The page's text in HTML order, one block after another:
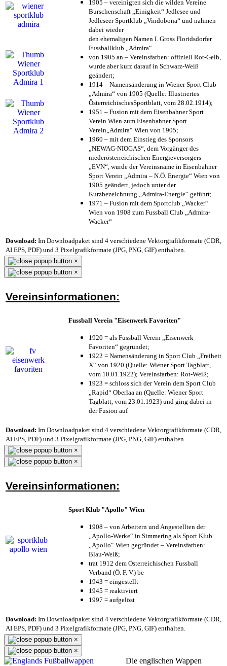
1905 – vereinigten sich die wilden Vereine
Burschenschaft „Einigkeit“ Jedlesee und
Jedleseer Sportklub „Vindobona“ und nahmen
dabei wieder
den ehemaligen Namen I. Gross Floridsdorfer
Fussballklub „Admira“
von 1905 an – Vereinsfarben: offiziell Rot-Gelb,
wurde aber kurz darauf in Schwarz-Weiß
geändert;
1914 – Namensänderung in Wiener Sport Club
„Admira“ von 1905 (Quelle: Illustriertes
ÖsterreichischesSportblatt, vom 28.02.1914);
1951 – Fusion mit dem Eisenbahner Sport
Verein Wien zum Eisenbahner Sport
Verein„Admira“ Wien von 1905;
1960 – mit dem Einstieg des Sponsors
„NEWAG-NIOGAS“, dem Vorgänger des
niederösterreichischen Energieversorgers
„EVN“, wurde der Vereinsname in Eisenbahner
Sport Verein „Admira – N.Ö. Energie“ Wien von
1905 geändert, jedoch unter der
Kurzbezeichnung „Admira-Energie“ geführt;
1971 – Fusion mit dem Sportclub „Wacker“
Wien von 1908 zum Fussball Club „Admira-
Wacker“
Download: Im Downloadpaket sind 4 verschiedene Vektorgrafikformate (CDR,
AI EPS, PDF) und 3 Pixelgrafikformate (JPG, PNG, GIF) enthalten.
×
×
Vereinsinformationen:
Fussball Verein "Eisenwerk Favoriten"
1920 = als Fussball Verein „Eisenwerk
Favoriten“ gegründet;
1922 = Namensänderung in Sport Club „Freiheit
X“ von 1920 (Quelle: Wiener Sport Tagblatt,
vom 10.01.1922); Vereinsfarben: Rot-Weiß;
1923 = schloss sich der Verein dem Sport Club
„Rapid“ Oberlaa an (Quelle: Wiener Sport
Tagblatt, vom 23.01.1923) und ging dabei in
der Fusion auf
Download: Im Downloadpaket sind 4 verschiedene Vektorgrafikformate (CDR,
AI EPS, PDF) und 3 Pixelgrafikformate (JPG, PNG, GIF) enthalten.
×
×
Vereinsinformationen:
Sport Klub "Apollo" Wien
1908 – von Arbeitern und Angestellten der
„Apollo-Werke“ in Simmering als Sport Klub
„Apollo“ Wien gegründet – Vereinsfarben:
Blau-Weiß;
trat 1912 dem Österreichischen Fussball
Verband (Ö. F. V.) be
1943 = eingestellt
1945 = reaktiviert
1997 = aufgelöst
Download: Im Downloadpaket sind 4 verschiedene Vektorgrafikformate (CDR,
AI EPS, PDF) und 3 Pixelgrafikformate (JPG, PNG, GIF) enthalten.
×
×
Die englischen Wappen